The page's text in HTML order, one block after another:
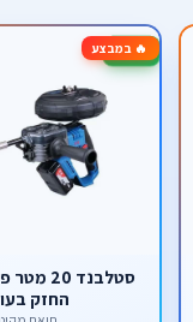
🔥 במבצע-53%
סטלבנד
החזק